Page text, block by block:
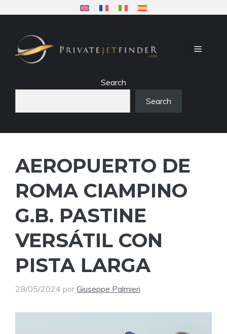
contenido
MENÚ
Search
Search
AEROPUERTO DE
ROMA CIAMPINO
G.B. PASTINE
VERSÁTIL CON
PISTA LARGA
28/05/2024 por Giuseppe Palmieri